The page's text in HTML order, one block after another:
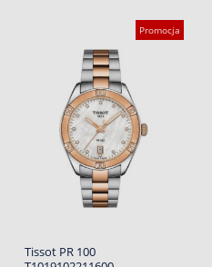
Promocja
Tissot PR 100